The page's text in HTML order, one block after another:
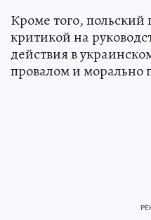
Кроме того,
критикой на
действия в
провалом и морально